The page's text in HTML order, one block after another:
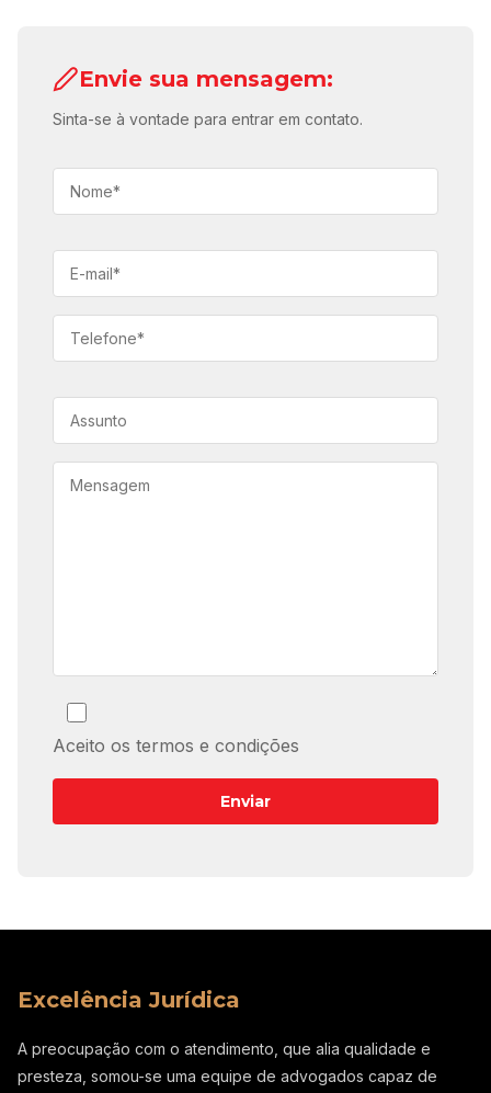
Envie sua mensagem:
Sinta-se à vontade para entrar em contato.
Aceito os termos e condições
Excelência Jurídica
A preocupação com o atendimento, que alia qualidade e
presteza, somou-se uma equipe de advogados capaz de